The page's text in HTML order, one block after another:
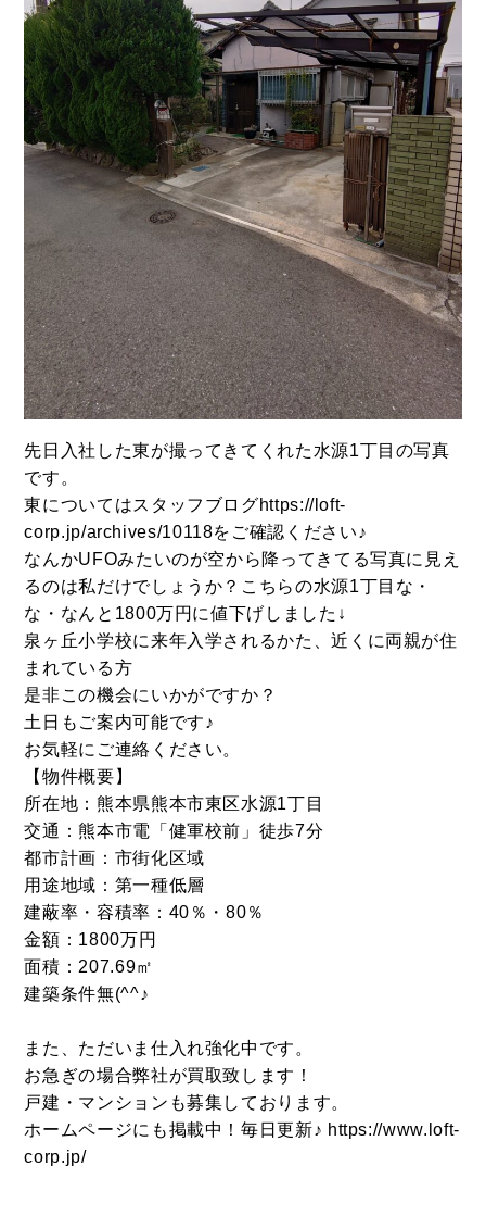
BUY 売買物件
SELL 物件の売却
DEVELOP 分譲地の紹介
先日入社した東が撮ってきてくれた水源1丁目の写真
です。
東についてはスタッフブログhttps://loft-
corp.jp/archives/10118をご確認ください♪
なんかUFOみたいのが空から降ってきてる写真に見え
るのは私だけでしょうか？こちらの水源1丁目な・
な・なんと1800万円に値下げしました↓
泉ヶ丘小学校に来年入学されるかた、近くに両親が住
まれている方
是非この機会にいかがですか？
土日もご案内可能です♪
お気軽にご連絡ください。
【物件概要】
所在地：熊本県熊本市東区水源1丁目
交通：熊本市電「健軍校前」徒歩7分
都市計画：市街化区域
用途地域：第一種低層
建蔽率・容積率：40％・80％
金額：1800万円
面積：207.69㎡
建築条件無(^^♪
また、ただいま仕入れ強化中です。
お急ぎの場合弊社が買取致します！
戸建・マンションも募集しております。
ホームページにも掲載中！毎日更新♪ https://www.loft-
corp.jp/